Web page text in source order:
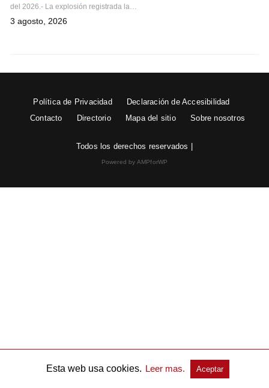
del 2026.- La explosión registrada la…
3 agosto, 2026
Política de Privacidad
Declaración de Accesibilidad
Contacto
Directorio Mapa del sitio Sobre nosotros
Todos los derechos reservados |
Powered by AMPforWP
Esta web usa cookies. Leer mas. Aceptar